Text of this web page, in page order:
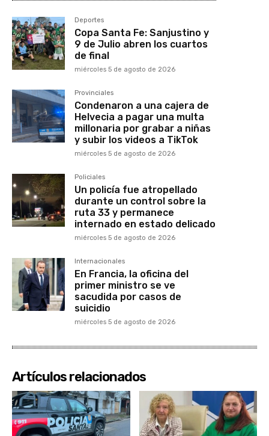
Deportes
Copa Santa Fe: Sanjustino y
9 de Julio abren los cuartos
de final
miércoles 5 de agosto de 2026
Provinciales
Condenaron a una cajera de
Helvecia a pagar una multa
millonaria por grabar a niñas
y subir los videos a TikTok
miércoles 5 de agosto de 2026
Policiales
Un policía fue atropellado
durante un control sobre la
ruta 33 y permanece
internado en estado delicado
miércoles 5 de agosto de 2026
Internacionales
En Francia, la oficina del
primer ministro se ve
sacudida por casos de
suicidio
miércoles 5 de agosto de 2026
Artículos relacionados